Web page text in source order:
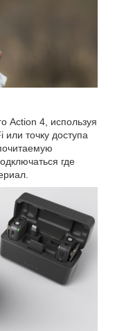
Action 4, используя
точку доступа
где